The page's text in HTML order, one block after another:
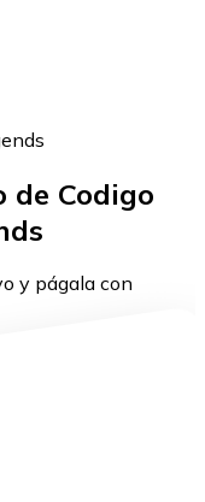
Codigo
y págala con